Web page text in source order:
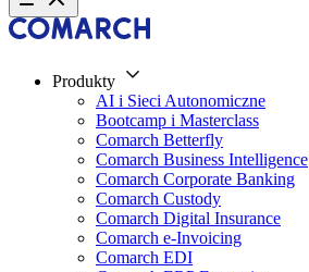
Produkty
AI i Sieci Autonomiczne
Bootcamp i Masterclass
Comarch Betterfly
Comarch Business Intelligence
Comarch Corporate Banking
Comarch Custody
Comarch Digital Insurance
Comarch e-Invoicing
Comarch EDI